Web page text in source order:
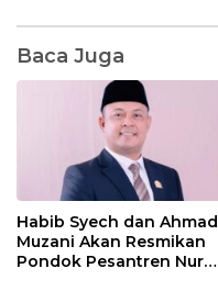
Baca Juga
Habib Syech dan Ahmad
Muzani Akan Resmikan
Pondok Pesantren Nur